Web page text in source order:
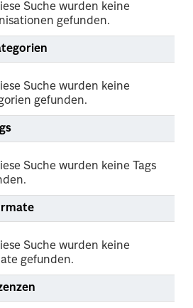
Suche wurden keine
gefunden.
Suche wurden keine
gefunden.
Suche wurden keine Tags
Suche wurden keine
gefunden.